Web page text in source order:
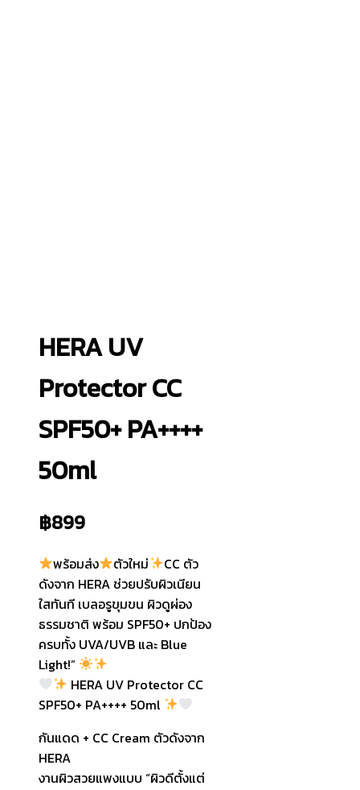
HERA UV
Protector CC
SPF50+ PA++++
50ml
฿899
พร้อมส่ง ตัวใหม่
CC ตัว
ดังจาก HERA ช่วยปรับผิวเนียน
ใสทันที เบลอรูขุมขน ผิวดูผ่อง
ธรรมชาติ พร้อม SPF50+ ปกป้อง
ครบทั้ง UVA/UVB และ Blue
Light!”
HERA UV Protector CC
SPF50+ PA++++ 50ml
กันแดด + CC Cream ตัวดังจาก
HERA
งานผิวสวยแพงแบบ “ผิวดีตั้งแต่